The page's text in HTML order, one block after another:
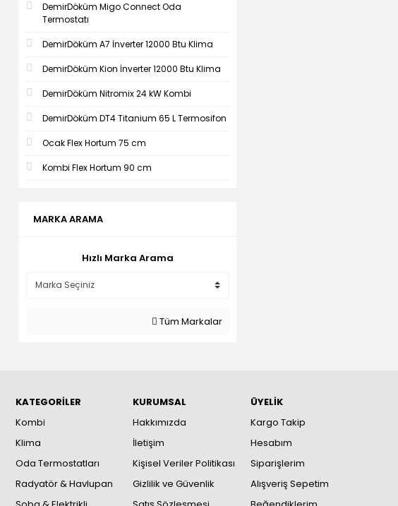
DemirDöküm Migo Connect Oda
Termostatı
DemirDöküm A7 İnverter 12000 Btu Klima
DemirDöküm Kion İnverter 12000 Btu Klima
DemirDöküm Nitromix 24 kW Kombi
DemirDöküm DT4 Titanium 65 L Termosifon
Ocak Flex Hortum 75 cm
Kombi Flex Hortum 90 cm
MARKA ARAMA
Hızlı Marka Arama
Tüm Markalar
KATEGORİLER
Kombi
Klima
Oda Termostatları
Radyatör & Havlupan
KURUMSAL
Hakkımızda
İletişim
Kişisel Veriler Politikası
Gizlilik ve Güvenlik
ÜYELİK
Kargo Takip
Hesabım
Siparişlerim
Alışveriş Sepetim